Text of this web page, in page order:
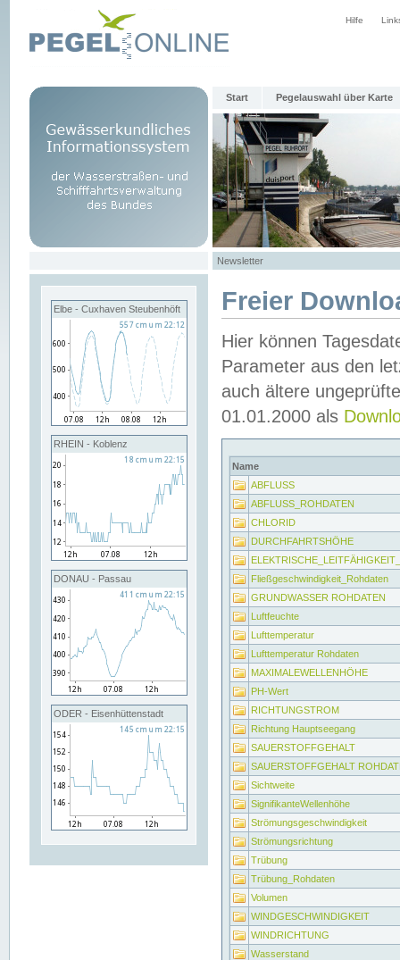
Hilfe
Start Pegelauswahl über Karte
Newsletter
Elbe - Cuxhaven Steubenhöft
RHEIN - Koblenz
DONAU - Passau
ODER - Eisenhüttenstadt
Freier
Hier können
Parameter aus den
auch ältere
01.01.2000 als
Name
ABFLUSS
ABFLUSS_ROHDATEN
CHLORID
DURCHFAHRTSHÖHE
Fließgeschwindigkeit_Rohdaten
GRUNDWASSER ROHDATEN
Luftfeuchte
Lufttemperatur
Lufttemperatur Rohdaten
MAXIMALEWELLENHÖHE
PH-Wert
RICHTUNGSTROM
Richtung Hauptseegang
SAUERSTOFFGEHALT
SAUERSTOFFGEHALT
Sichtweite
SignifikanteWellenhöhe
Strömungsgeschwindigkeit
Strömungsrichtung
Trübung
Trübung_Rohdaten
Volumen
WINDGESCHWINDIGKEIT
WINDRICHTUNG
Wasserstand